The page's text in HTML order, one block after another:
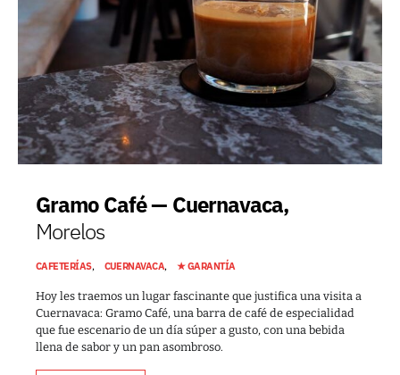
Gramo Café — Cuernavaca,
Morelos
CAFETERÍAS CUERNAVACA ★ GARANTÍA
Hoy les traemos un lugar fascinante que justifica una visita a
Cuernavaca: Gramo Café, una barra de café de especialidad
que fue escenario de un día súper a gusto, con una bebida
llena de sabor y un pan asombroso.